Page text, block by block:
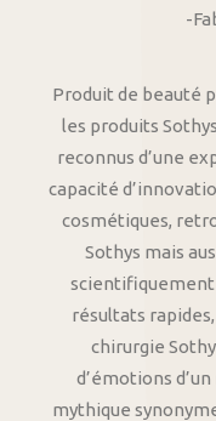
-
Produit de beauté
les produits
reconnus d’une
capacité
cosmétiques,
Sothys mais
résultats
chirurgie
d’émotions
mythique